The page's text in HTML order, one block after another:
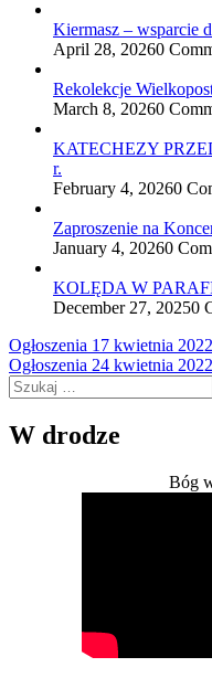
Kiermasz – wsparcie
April 28, 20260
Rekolekcje
March 8, 20260
KATECHEZY
r.
February 4, 20260
Zaproszenie na
January 4, 20260
KOLĘDA W
December 27, 20250
Nawigacja
wpisu
Ogłoszenia 17 kwietnia
Ogłoszenia 24 kwietnia
Szukaj:
W drodze
Bóg